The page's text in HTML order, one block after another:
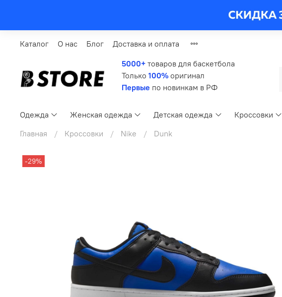
Каталог О нас Блог Доставка и оплата
5000+ товаров для баскетбола
Только 100% оригинал
Первые по новинкам в РФ
Одежда Женская одежда Детская одежда Кроссовки
Главная
Кроссовки Nike Dunk
-29%